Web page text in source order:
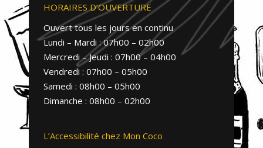
HORAIRES D’OUVERTURE
Ouvert tous les jours en continu
Lundi – Mardi : 07h00 – 02h00
Mercredi – Jeudi : 07h00 – 04h00
Vendredi : 07h00 – 05h00
Samedi : 08h00 – 05h00
Dimanche : 08h00 – 02h00
L’Accessibilité chez Mon Coco